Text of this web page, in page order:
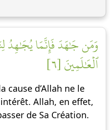
وَمَن جَٰهَدَ فَإِنَّمَا يُجَٰهِدُ
ٱلۡعَٰلَمِينَ [٦]
cause d’Allah ne le
Allah, en effet,
de Sa Création.